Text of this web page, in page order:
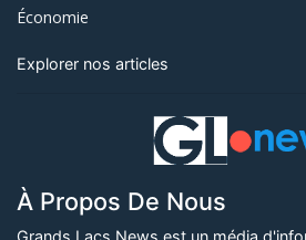
Économie
Explorer nos articles
À Propos De Nous
Grands Lacs News est un média